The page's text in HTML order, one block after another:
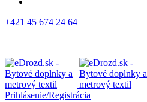
+421 45 674 24 64
Prihlásenie/Registrácia